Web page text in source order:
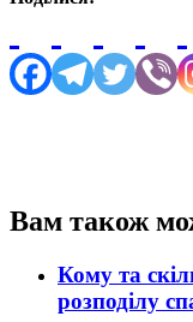
Вам також
Кому та
розподілу